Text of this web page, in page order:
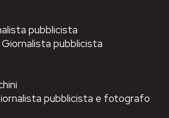
pubblicista
Giornalista pubblicista
pubblicista e fotografo